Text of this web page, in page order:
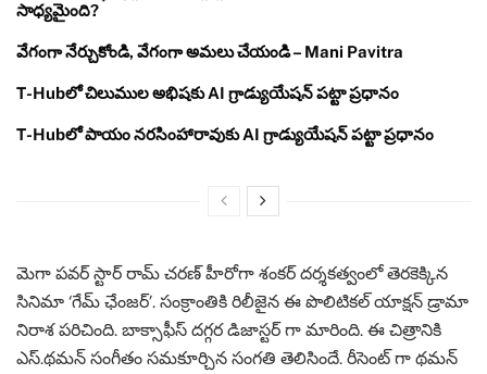
సాధ్యమైంది?
వేగంగా నేర్చుకోండి, వేగంగా అమలు చేయండి – Mani Pavitra
T-Hubలో చిలుముల అభిషకు AI గ్రాడ్యుయేషన్ పట్టా ప్రధానం
T-Hubలో పాయం నరసింహారావుకు AI గ్రాడ్యుయేషన్ పట్టా ప్రధానం
మెగా పవర్ స్టార్ రామ్ చరణ్ హీరోగా శంకర్ దర్శకత్వంలో తెరకెక్కిన
సినిమా ‘గేమ్ ఛేంజర్’. సంక్రాంతికి రిలీజైన ఈ పొలిటికల్ యాక్షన్ డ్రామా
నిరాశ పరిచింది. బాక్సాఫీస్ దగ్గర డిజాస్టర్ గా మారింది. ఈ చిత్రానికి
ఎస్.థమన్ సంగీతం సమకూర్చిన సంగతి తెలిసిందే. రీసెంట్ గా థమన్